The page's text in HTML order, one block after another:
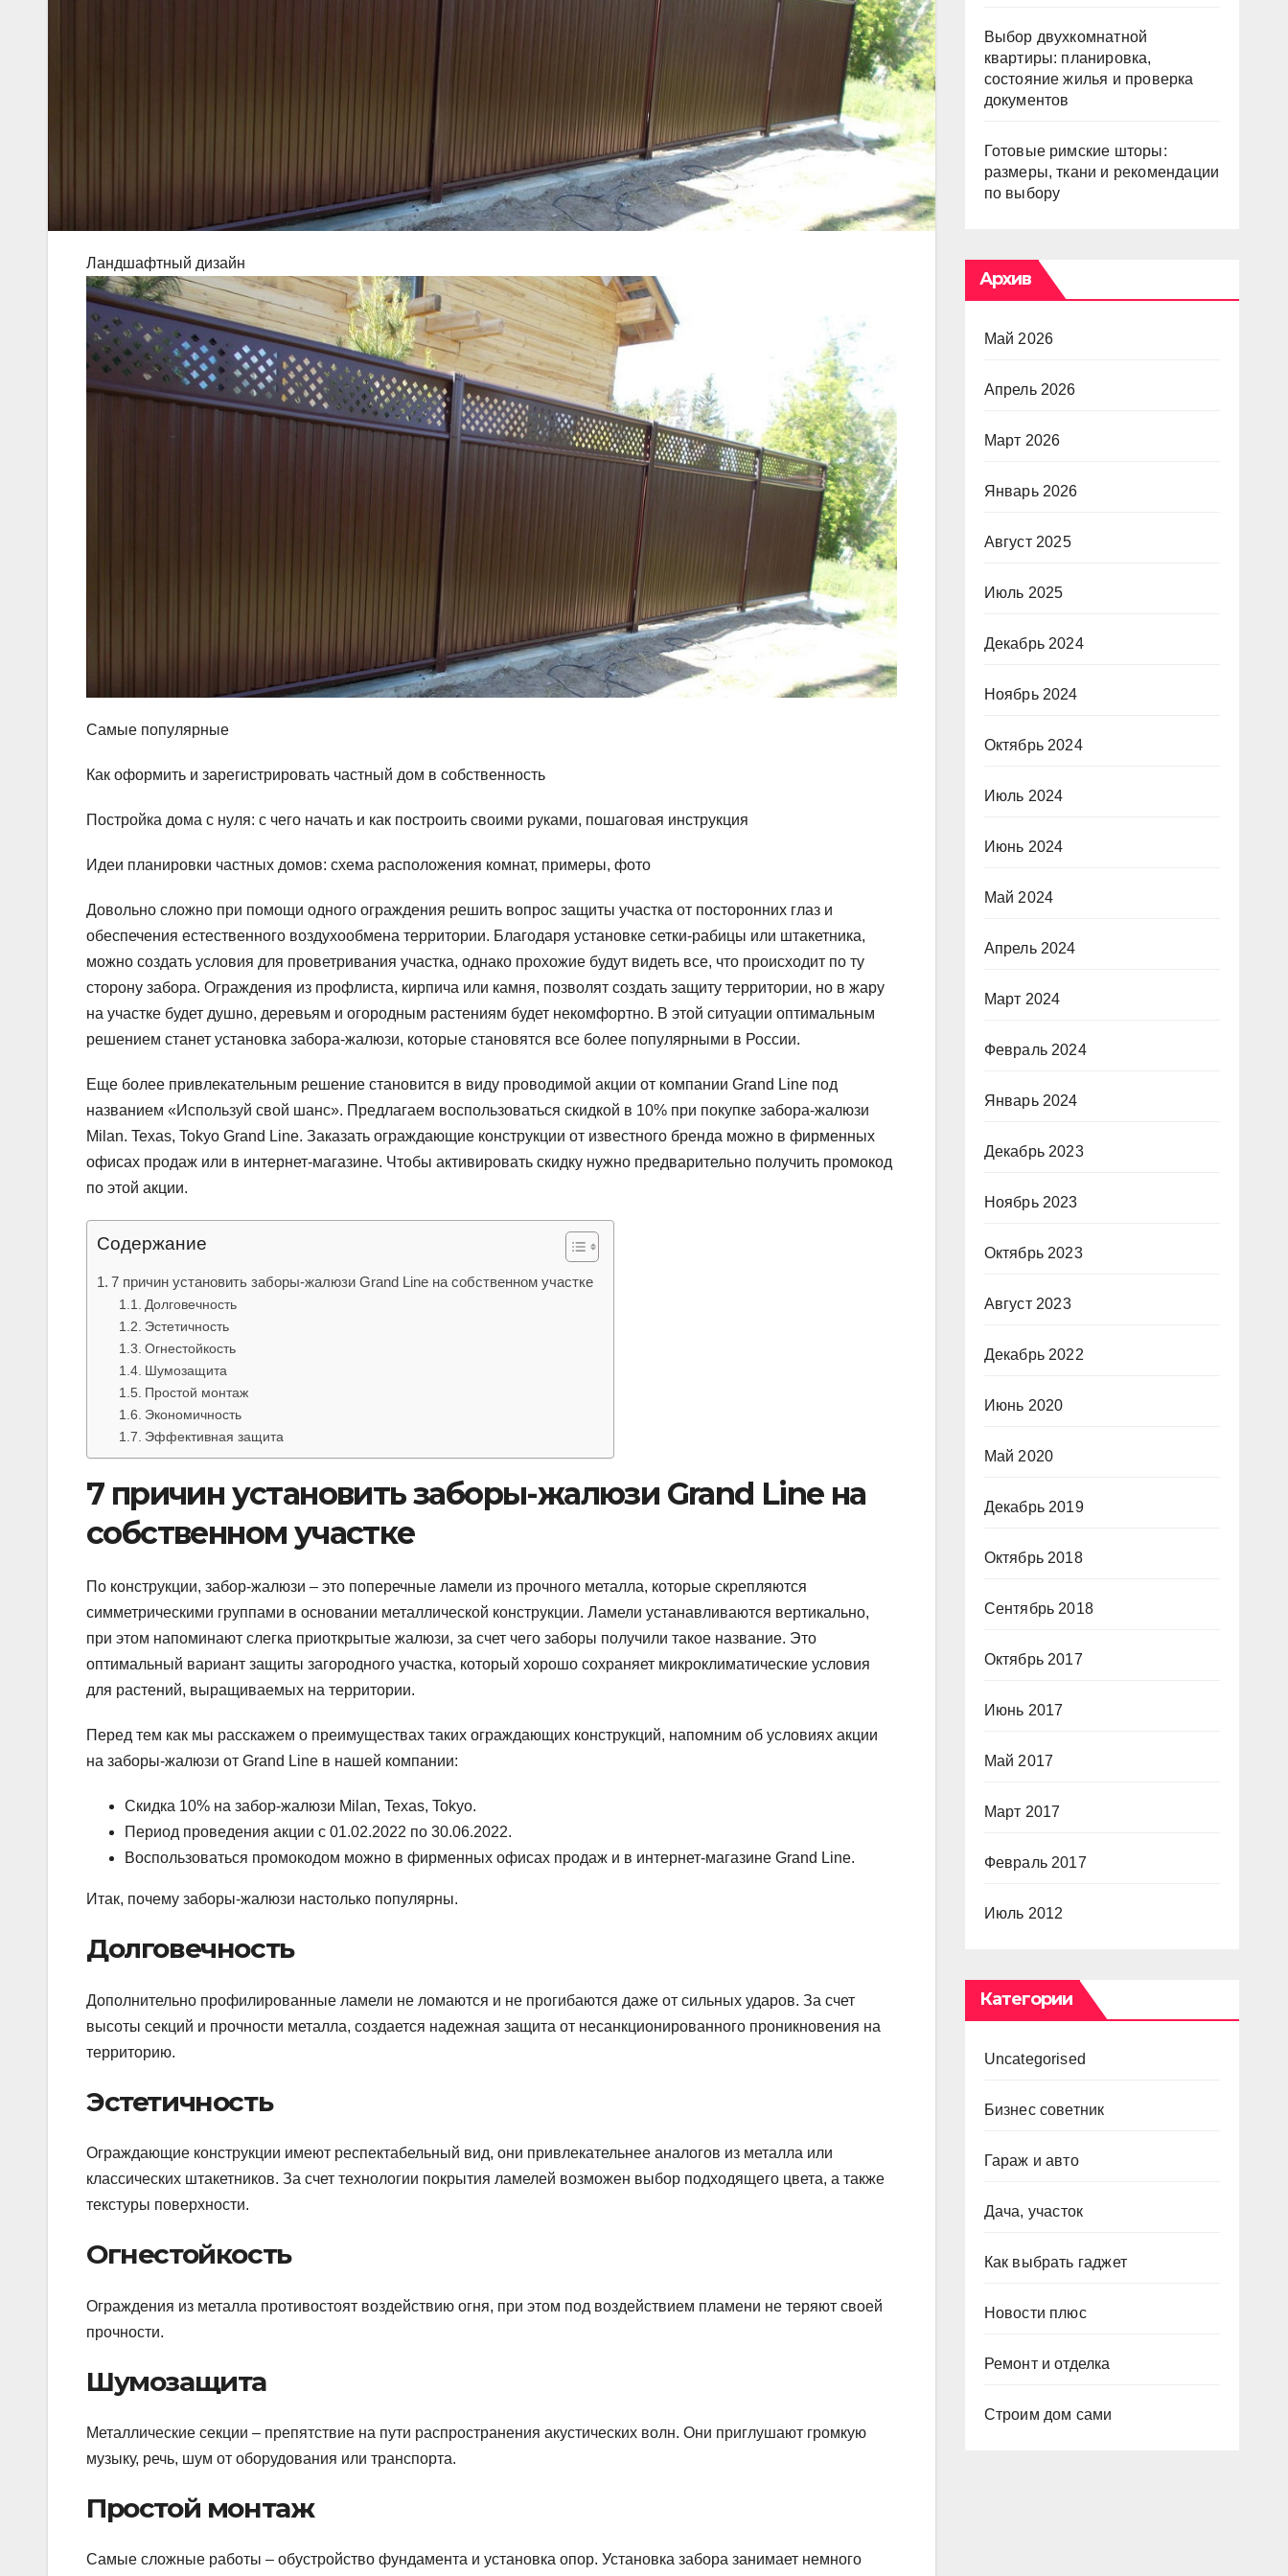
Ландшафтный дизайн
Самые популярные
Как оформить и зарегистрировать частный дом в собственность
Постройка дома с нуля: с чего начать и как построить своими руками, пошаговая инструкция
Идеи планировки частных домов: схема расположения комнат, примеры, фото
Довольно сложно при помощи одного ограждения решить вопрос защиты участка от посторонних глаз и
обеспечения естественного воздухообмена территории. Благодаря установке сетки-рабицы или штакетника,
можно создать условия для проветривания участка, однако прохожие будут видеть все, что происходит по ту
сторону забора. Ограждения из профлиста, кирпича или камня, позволят создать защиту территории, но в жару
на участке будет душно, деревьям и огородным растениям будет некомфортно. В этой ситуации оптимальным
решением станет установка забора-жалюзи, которые становятся все более популярными в России.
Еще более привлекательным решение становится в виду проводимой акции от компании Grand Line под
названием «Используй свой шанс». Предлагаем воспользоваться скидкой в 10% при покупке забора-жалюзи
Milan. Texas, Tokyo Grand Line. Заказать ограждающие конструкции от известного бренда можно в фирменных
офисах продаж или в интернет-магазине. Чтобы активировать скидку нужно предварительно получить промокод
по этой акции.
Содержание
7 причин установить заборы-жалюзи Grand Line на собственном участке
Долговечность
Эстетичность
Огнестойкость
Шумозащита
Простой монтаж
Экономичность
Эффективная защита
7 причин установить заборы-жалюзи Grand Line на
собственном участке
По конструкции, забор-жалюзи – это поперечные ламели из прочного металла, которые скрепляются
симметрическими группами в основании металлической конструкции. Ламели устанавливаются вертикально,
при этом напоминают слегка приоткрытые жалюзи, за счет чего заборы получили такое название. Это
оптимальный вариант защиты загородного участка, который хорошо сохраняет микроклиматические условия
для растений, выращиваемых на территории.
Перед тем как мы расскажем о преимуществах таких ограждающих конструкций, напомним об условиях акции
на заборы-жалюзи от Grand Line в нашей компании:
Скидка 10% на забор-жалюзи Milan, Texas, Tokyo.
Период проведения акции с 01.02.2022 по 30.06.2022.
Воспользоваться промокодом можно в фирменных офисах продаж и в интернет-магазине Grand Line.
Итак, почему заборы-жалюзи настолько популярны.
Долговечность
Дополнительно профилированные ламели не ломаются и не прогибаются даже от сильных ударов. За счет
высоты секций и прочности металла, создается надежная защита от несанкционированного проникновения на
территорию.
Эстетичность
Ограждающие конструкции имеют респектабельный вид, они привлекательнее аналогов из металла или
классических штакетников. За счет технологии покрытия ламелей возможен выбор подходящего цвета, а также
текстуры поверхности.
Огнестойкость
Ограждения из металла противостоят воздействию огня, при этом под воздействием пламени не теряют своей
прочности.
Шумозащита
Металлические секции – препятствие на пути распространения акустических волн. Они приглушают громкую
музыку, речь, шум от оборудования или транспорта.
Простой монтаж
Самые сложные работы – обустройство фундамента и установка опор. Установка забора занимает немного
Выбор двухкомнатной
квартиры: планировка,
состояние жилья и проверка
документов
Готовые римские шторы:
размеры, ткани и рекомендации
по выбору
Архив
Май 2026
Апрель 2026
Март 2026
Январь 2026
Август 2025
Июль 2025
Декабрь 2024
Ноябрь 2024
Октябрь 2024
Июль 2024
Июнь 2024
Май 2024
Апрель 2024
Март 2024
Февраль 2024
Январь 2024
Декабрь 2023
Ноябрь 2023
Октябрь 2023
Август 2023
Декабрь 2022
Июнь 2020
Май 2020
Декабрь 2019
Октябрь 2018
Сентябрь 2018
Октябрь 2017
Июнь 2017
Май 2017
Март 2017
Февраль 2017
Июль 2012
Категории
Uncategorised
Бизнес советник
Гараж и авто
Дача, участок
Как выбрать гаджет
Новости плюс
Ремонт и отделка
Строим дом сами